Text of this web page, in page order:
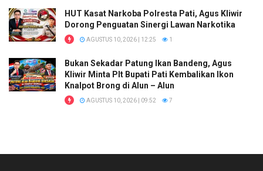
HUT Kasat Narkoba Polresta Pati, Agus Kliwir
Dorong Penguatan Sinergi Lawan Narkotika
AGUSTUS 10, 2026 | 12:25 1
Bukan Sekadar Patung Ikan Bandeng, Agus
Kliwir Minta Plt Bupati Pati Kembalikan Ikon
Knalpot Brong di Alun – Alun
AGUSTUS 10, 2026 | 09:52 7